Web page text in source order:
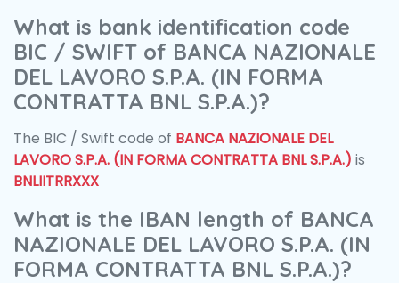
What is bank identification code
BIC / SWIFT of BANCA NAZIONALE
DEL LAVORO S.P.A. (IN FORMA
CONTRATTA BNL S.P.A.)?
The BIC / Swift code of BANCA NAZIONALE DEL
LAVORO S.P.A. (IN FORMA CONTRATTA BNL S.P.A.) is
BNLIITRRXXX
What is the IBAN length of BANCA
NAZIONALE DEL LAVORO S.P.A. (IN
FORMA CONTRATTA BNL S.P.A.)?